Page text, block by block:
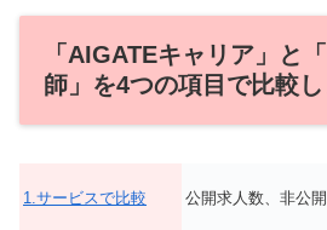
「AIGATEキャリア」と
師」を4つの項目で比較し
1.サービスで比較 公開求人数、非公